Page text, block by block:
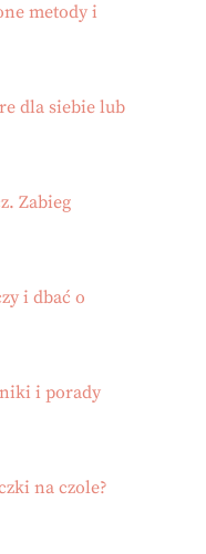
metody i
dla siebie lub
Zabieg
i dbać o
i porady
na czole?